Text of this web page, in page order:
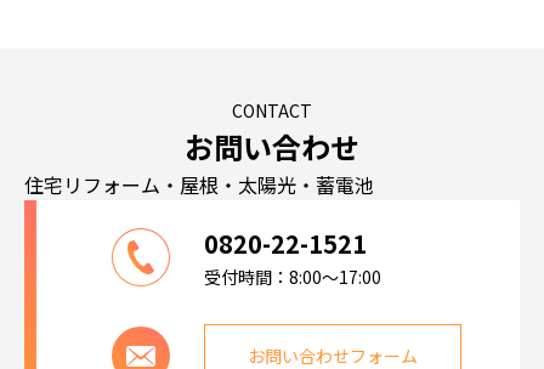
CONTACT
お問い合わせ
住宅リフォーム・屋根・太陽光・蓄電池
0820-22-1521
受付時間：8:00～17:00
お問い合わせフォーム